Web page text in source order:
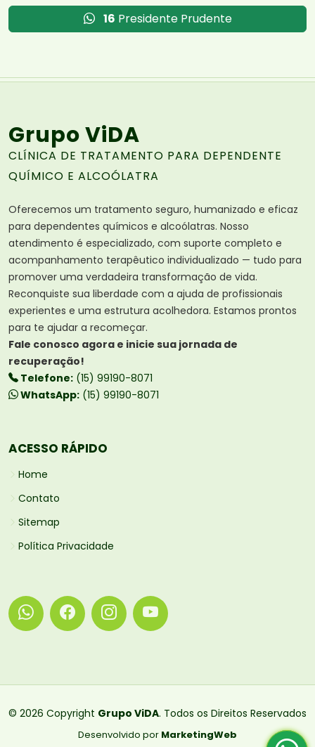
16 Presidente Prudente
Grupo ViDA
CLÍNICA DE TRATAMENTO PARA DEPENDENTE
QUÍMICO E ALCOÓLATRA
Oferecemos um tratamento seguro, humanizado e eficaz
para dependentes químicos e alcoólatras. Nosso
atendimento é especializado, com suporte completo e
acompanhamento terapêutico individualizado — tudo para
promover uma verdadeira transformação de vida.
Reconquiste sua liberdade com a ajuda de profissionais
experientes e uma estrutura acolhedora. Estamos prontos
para te ajudar a recomeçar.
Fale conosco agora e inicie sua jornada de
recuperação!
Telefone: (15) 99190-8071
WhatsApp: (15) 99190-8071
ACESSO RÁPIDO
Home
Contato
Sitemap
Política Privacidade
© 2026 Copyright Grupo ViDA. Todos os Direitos Reservados
Desenvolvido por MarketingWeb